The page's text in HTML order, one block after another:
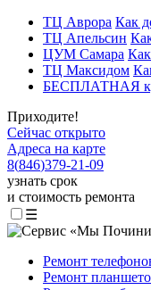
ТЦ Аврора Как
ТЦ Апельсин
ЦУМ Самара
ТЦ Максидом
БЕСПЛАТНАЯ
Приходите!
Сейчас открыто
Адреса на карте
8(846)379-21-09
узнать срок
и стоимость ремонта
☰
Ремонт
Ремонт